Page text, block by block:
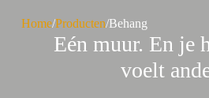
Home/Producten/Behang
Eén muur. En je
voelt